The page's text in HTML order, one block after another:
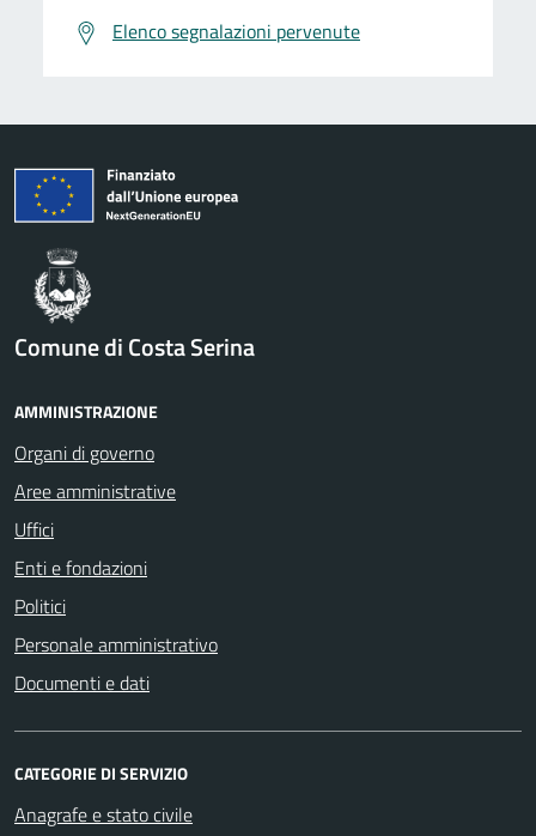
Elenco segnalazioni pervenute
Comune di Costa Serina
AMMINISTRAZIONE
Organi di governo
Aree amministrative
Uffici
Enti e fondazioni
Politici
Personale amministrativo
Documenti e dati
CATEGORIE DI SERVIZIO
Anagrafe e stato civile